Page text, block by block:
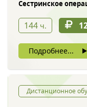
Сестринское
144 ч.
Подробнее...
Дистанционное